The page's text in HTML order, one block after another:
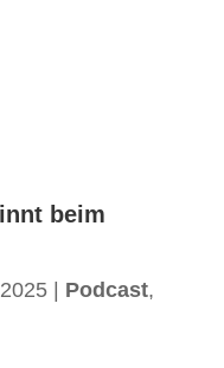
beim
| Podcast,